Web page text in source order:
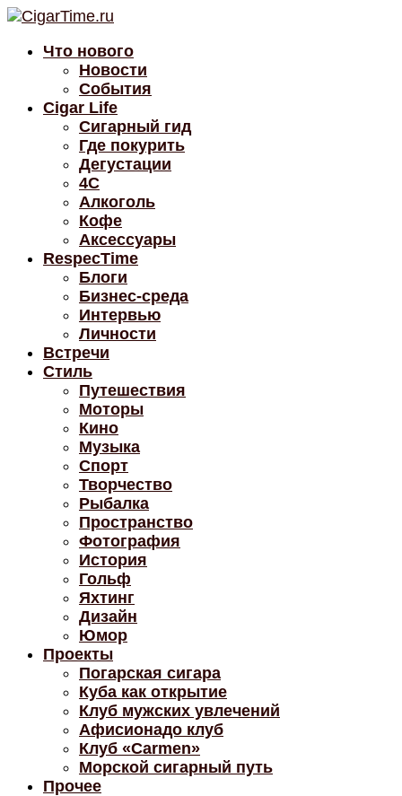
Что нового
Новости
События
Cigar Life
Сигарный гид
Где покурить
Дегустации
4C
Алкоголь
Кофе
Аксессуары
RespecTime
Блоги
Бизнес-среда
Интервью
Личности
Встречи
Стиль
Путешествия
Моторы
Кино
Музыка
Спорт
Творчество
Рыбалка
Пространство
Фотография
История
Гольф
Яхтинг
Дизайн
Юмор
Проекты
Погарская сигара
Куба как открытие
Клуб мужских увлечений
Афисионадо клуб
Клуб «Carmen»
Морской сигарный путь
Прочее